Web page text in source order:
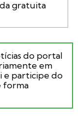
do portal
em
e participe do
forma